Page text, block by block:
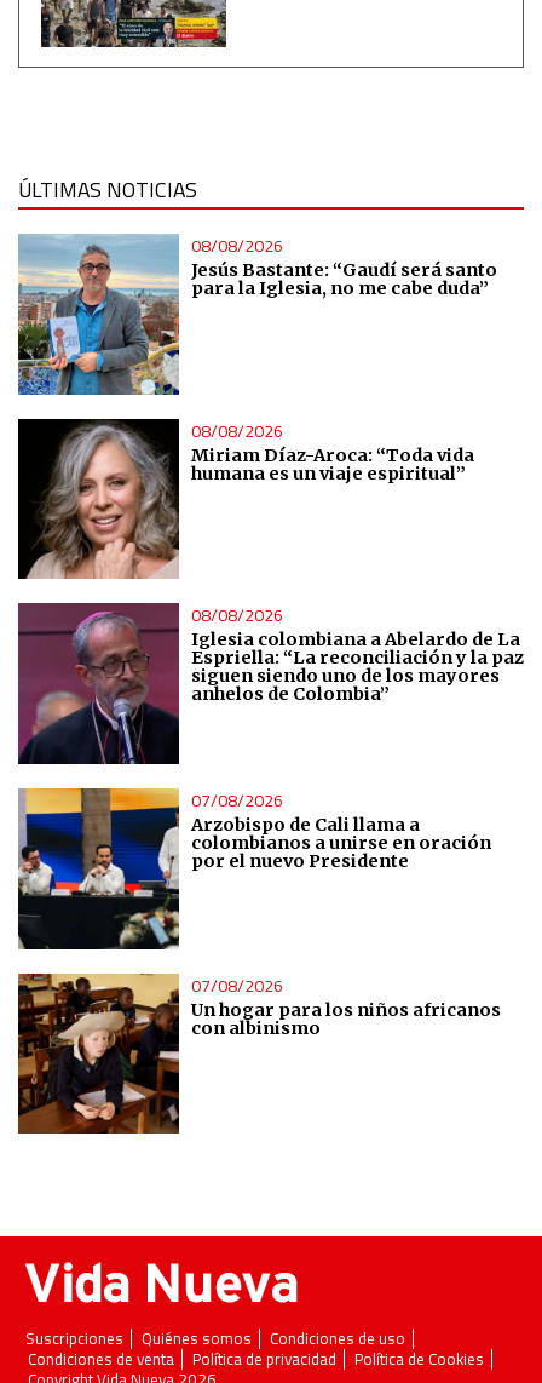
ÚLTIMAS NOTICIAS
08/08/2026
Jesús Bastante: “Gaudí será santo
para la Iglesia, no me cabe duda”
08/08/2026
Miriam Díaz-Aroca: “Toda vida
humana es un viaje espiritual”
08/08/2026
Iglesia colombiana a Abelardo de La
Espriella: “La reconciliación y la paz
siguen siendo uno de los mayores
anhelos de Colombia”
07/08/2026
Arzobispo de Cali llama a
colombianos a unirse en oración
por el nuevo Presidente
07/08/2026
Un hogar para los niños africanos
con albinismo
Suscripciones Quiénes somos
Condiciones de uso
Condiciones de venta
Política de privacidad
Política de Cookies
Functional